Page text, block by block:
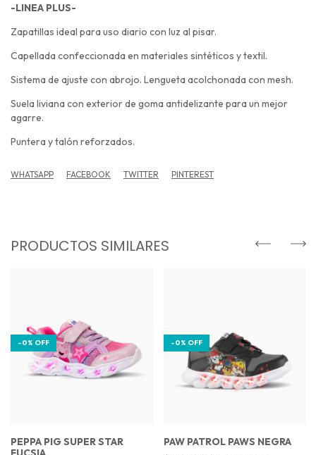
-LINEA PLUS-
Zapatillas ideal para uso diario con luz al pisar.
Capellada confeccionada en materiales sintéticos y textil.
Sistema de ajuste con abrojo. Lengueta acolchonada con mesh.
Suela liviana con exterior de goma antidelizante para un mejor
agarre.
Puntera y talón reforzados.
WHATSAPP FACEBOOK TWITTER PINTEREST
PRODUCTOS SIMILARES
-0% OFF
PEPPA PIG SUPER STAR
-0% OFF
PAW PATROL PAWS NEGRA